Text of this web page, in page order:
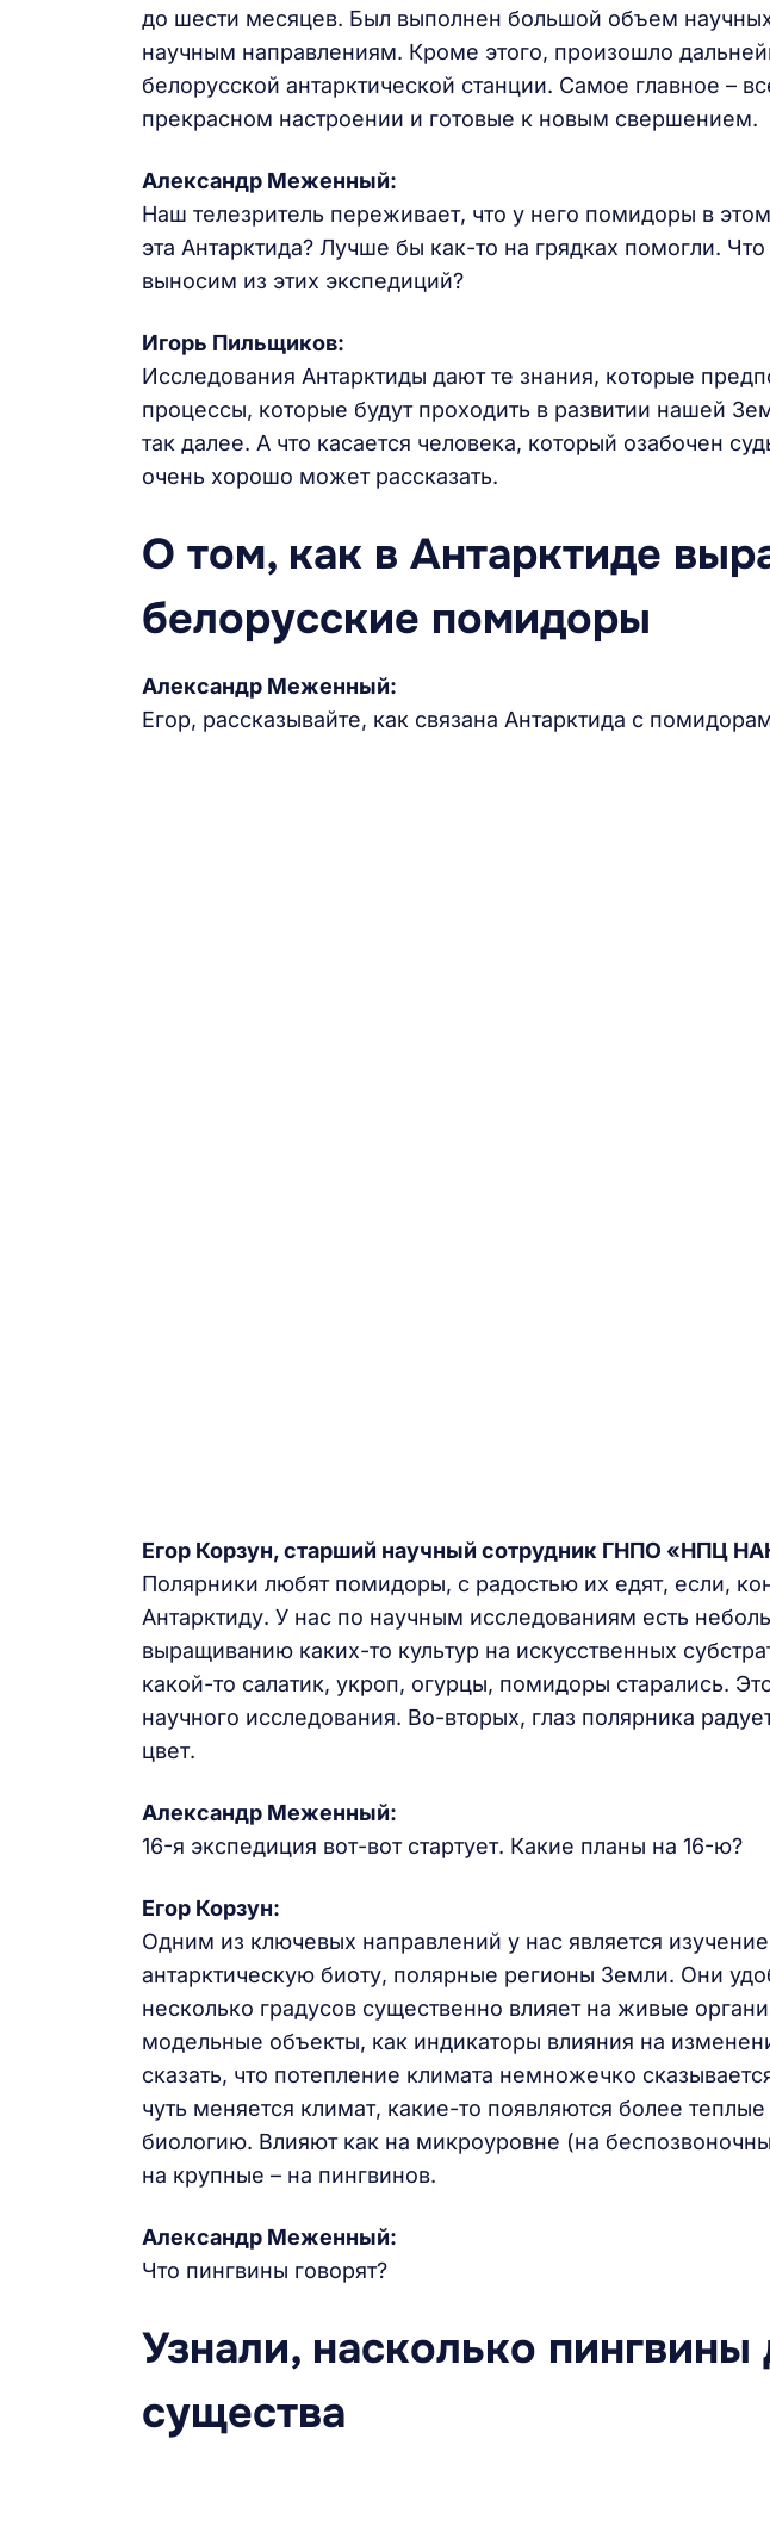
до шести месяцев. Был выполнен большой объем
научным направлениям. Кроме этого, произошло
белорусской антарктической станции. Самое главное –
прекрасном настроении и готовые к новым свершением.
Александр Меженный:
Наш телезритель переживает, что у него помидоры в
эта Антарктида? Лучше бы как-то на грядках помогли.
выносим из этих экспедиций?
Игорь Пильщиков:
Исследования Антарктиды дают те знания, которые
процессы, которые будут проходить в развитии нашей
так далее. А что касается человека, который озабочен
очень хорошо может рассказать.
О том, как в Антарктиде
белорусские помидоры
Александр Меженный:
Егор, рассказывайте, как связана Антарктида с
Егор Корзун, старший научный сотрудник ГНПО «НПЦ
Полярники любят помидоры, с радостью их едят, если,
Антарктиду. У нас по научным исследованиям есть
выращиванию каких-то культур на искусственных
какой-то салатик, укроп, огурцы, помидоры старались.
научного исследования. Во-вторых, глаз полярника
цвет.
Александр Меженный:
16-я экспедиция вот-вот стартует. Какие планы на 16-ю?
Егор Корзун:
Одним из ключевых направлений у нас является
антарктическую биоту, полярные регионы Земли. Они
несколько градусов существенно влияет на живые
модельные объекты, как индикаторы влияния на
сказать, что потепление климата немножечко
чуть меняется климат, какие-то появляются более
биологию. Влияют как на микроуровне (на
на крупные – на пингвинов.
Александр Меженный:
Что пингвины говорят?
Узнали, насколько
существа